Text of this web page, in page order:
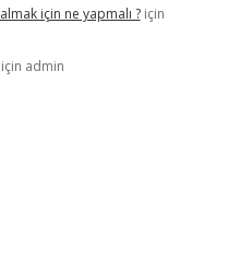
için ne yapmalı ?için
admin